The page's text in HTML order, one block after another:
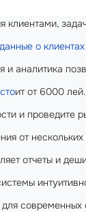
клиентами,
данные о клиентах
и аналитика
ит от 6000 лей.
и проведите
от
отчеты и
современных